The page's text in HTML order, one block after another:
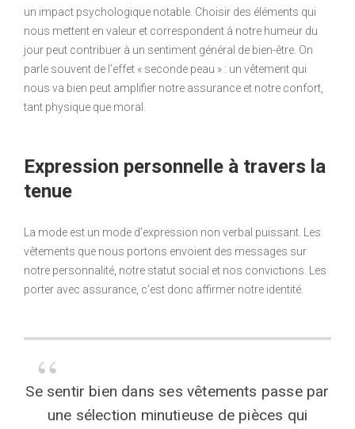
un impact psychologique notable. Choisir des éléments qui
nous mettent en valeur et correspondent à notre humeur du
jour peut contribuer à un sentiment général de bien-être. On
parle souvent de l’effet « seconde peau » : un vêtement qui
nous va bien peut amplifier notre assurance et notre confort,
tant physique que moral.
Expression personnelle à travers la
tenue
La mode est un mode d’expression non verbal puissant. Les
vêtements que nous portons envoient des messages sur
notre personnalité, notre statut social et nos convictions. Les
porter avec assurance, c’est donc affirmer notre identité.
Se sentir bien dans ses vêtements passe par
une sélection minutieuse de pièces qui